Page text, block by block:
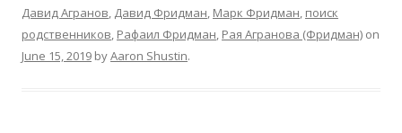
Давид Агранов, Давид Фридман, Марк Фридман, поиск
родственников, Рафаил Фридман, Рая Агранова (Фридман) on
June 15, 2019 byAaron Shustin.